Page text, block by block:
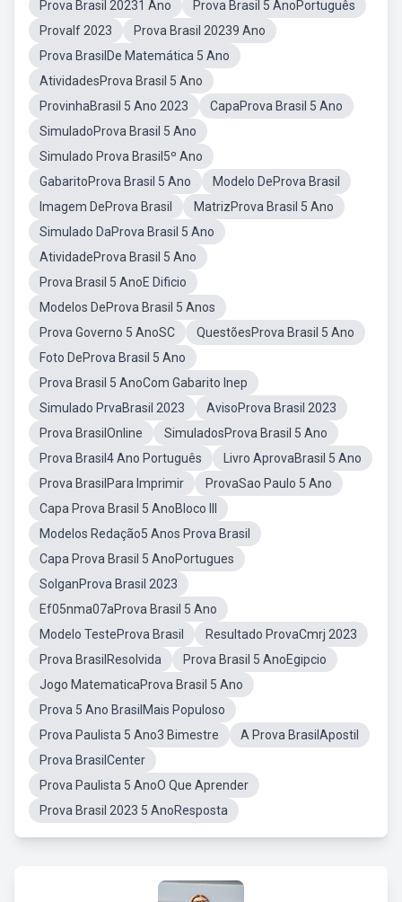
Prova Brasil 20231 Ano
Prova Brasil 5 AnoPortuguês
ProvaIf 2023
Prova Brasil 20239 Ano
Prova BrasilDe Matemática 5 Ano
AtividadesProva Brasil 5 Ano
ProvinhaBrasil 5 Ano 2023
CapaProva Brasil 5 Ano
SimuladoProva Brasil 5 Ano
Simulado Prova Brasil5º Ano
GabaritoProva Brasil 5 Ano
Modelo DeProva Brasil
Imagem DeProva Brasil
MatrizProva Brasil 5 Ano
Simulado DaProva Brasil 5 Ano
AtividadeProva Brasil 5 Ano
Prova Brasil 5 AnoE Dificio
Modelos DeProva Brasil 5 Anos
Prova Governo 5 AnoSC
QuestõesProva Brasil 5 Ano
Foto DeProva Brasil 5 Ano
Prova Brasil 5 AnoCom Gabarito Inep
Simulado PrvaBrasil 2023
AvisoProva Brasil 2023
Prova BrasilOnline
SimuladosProva Brasil 5 Ano
Prova Brasil4 Ano Português
Livro AprovaBrasil 5 Ano
Prova BrasilPara Imprimir
ProvaSao Paulo 5 Ano
Capa Prova Brasil 5 AnoBloco III
Modelos Redação5 Anos Prova Brasil
Capa Prova Brasil 5 AnoPortugues
SolganProva Brasil 2023
Ef05nma07aProva Brasil 5 Ano
Modelo TesteProva Brasil
Resultado ProvaCmrj 2023
Prova BrasilResolvida
Prova Brasil 5 AnoEgipcio
Jogo MatematicaProva Brasil 5 Ano
Prova 5 Ano BrasilMais Populoso
Prova Paulista 5 Ano3 Bimestre
A Prova BrasilApostil
Prova BrasilCenter
Prova Paulista 5 AnoO Que Aprender
Prova Brasil 2023 5 AnoResposta